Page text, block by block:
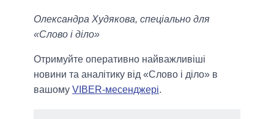
Олександра Худякова, спеціально для
«Слово і діло»
Отримуйте оперативно найважливіші
новини та аналітику від «Слово і діло» в
вашому VIBER-месенджері.